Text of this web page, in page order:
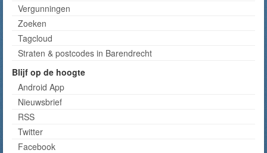
Vergunningen
Zoeken
Tagcloud
Straten & postcodes in Barendrecht
Blijf op de hoogte
Android App
Nieuwsbrief
RSS
Twitter
Facebook